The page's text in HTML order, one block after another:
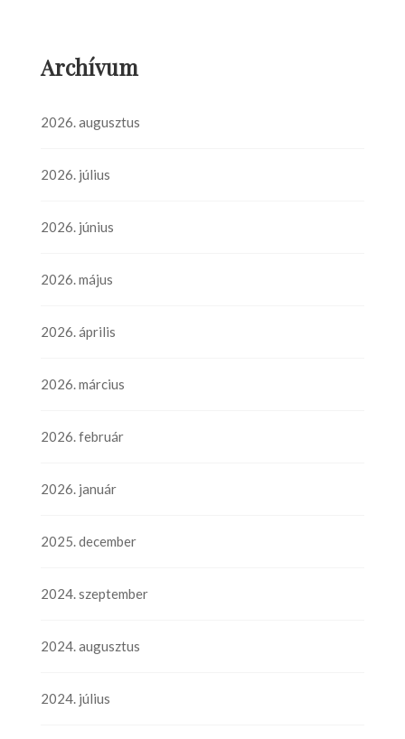
Archívum
2026. augusztus
2026. július
2026. június
2026. május
2026. április
2026. március
2026. február
2026. január
2025. december
2024. szeptember
2024. augusztus
2024. július